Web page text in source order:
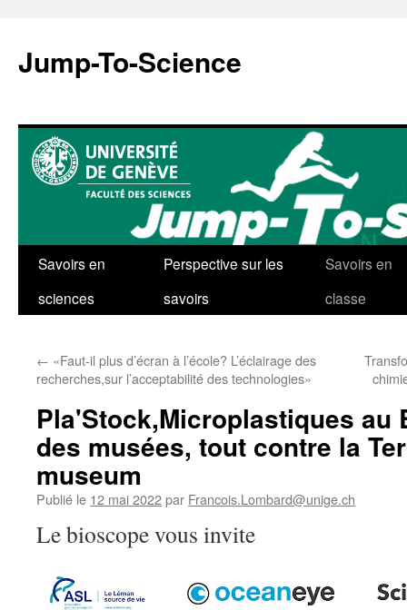
contenu
Jump-To-Science
Savoirs en
sciences
Perspective sur les
savoirs
Savoirs en
classe
← «Faut-il plus d’écran à l’école? L’éclairage des
recherches,sur l’acceptabilité des technologies»
Pla'Stock,Microplastiques au
des musées, tout contre la
museum
Publié le 12 mai 2022par Francois.Lombard@unige.ch
Le bioscope vous invite